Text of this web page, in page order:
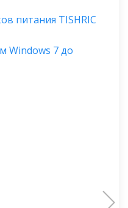
питания TISHRIC
Windows 7 до